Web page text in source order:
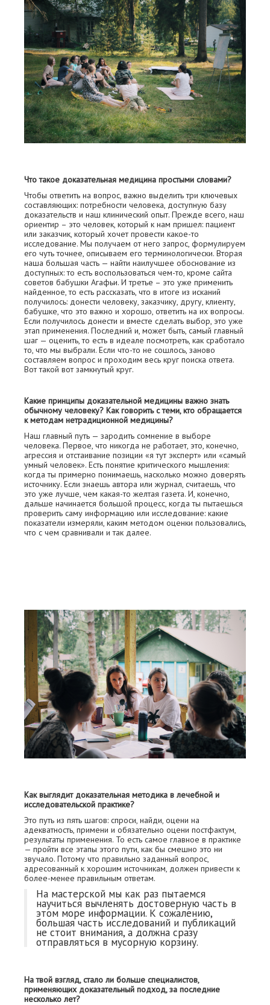
Что такое доказательная медицина простыми словами?
Чтобы ответить на вопрос, важно выделить три ключевых
составляющих: потребности человека, доступную базу
доказательств и наш клинический опыт. Прежде всего, наш
ориентир – это человек, который к нам пришел: пациент
или заказчик, который хочет провести какое-то
исследование. Мы получаем от него запрос, формулируем
его чуть точнее, описываем его терминологически. Вторая
наша большая часть — найти наилучшее обоснование из
доступных: то есть воспользоваться чем-то, кроме сайта
советов бабушки Агафьи. И третье – это уже применить
найденное, то есть рассказать, что в итоге из исканий
получилось: донести человеку, заказчику, другу, клиенту,
бабушке, что это важно и хорошо, ответить на их вопросы.
Если получилось донести и вместе сделать выбор, это уже
этап применения. Последний и, может быть, самый главный
шаг — оценить, то есть в идеале посмотреть, как сработало
то, что мы выбрали. Если что-то не сошлось, заново
составляем вопрос и проходим весь круг поиска ответа.
Вот такой вот замкнутый круг.
Какие принципы доказательной медицины важно знать
обычному человеку? Как говорить с теми, кто обращается
к методам нетрадиционной медицины?
Наш главный путь — зародить сомнение в выборе
человека. Первое, что никогда не работает, это, конечно,
агрессия и отстаивание позиции «я тут эксперт» или «самый
умный человек». Есть понятие критического мышления:
когда ты примерно понимаешь, насколько можно доверять
источнику. Если знаешь автора или журнал, считаешь, что
это уже лучше, чем какая-то желтая газета. И, конечно,
дальше начинается большой процесс, когда ты пытаешься
проверить саму информацию или исследование: какие
показатели измеряли, каким методом оценки пользовались,
что с чем сравнивали и так далее.
Как выглядит доказательная методика в лечебной и
исследовательской практике?
Это путь из пять шагов: спроси, найди, оцени на
адекватность, примени и обязательно оцени постфактум,
результаты применения. То есть самое главное в практике
— пройти все этапы этого пути, как бы смешно это ни
звучало. Потому что правильно заданный вопрос,
адресованный к хорошим источникам, должен привести к
более-менее правильным ответам.
На мастерской мы как раз пытаемся
научиться вычленять достоверную часть в
этом море информации. К сожалению,
большая часть исследований и публикаций
не стоит внимания, а должна сразу
отправляться в мусорную корзину.
На твой взгляд, стало ли больше специалистов,
применяющих доказательный подход, за последние
несколько лет?